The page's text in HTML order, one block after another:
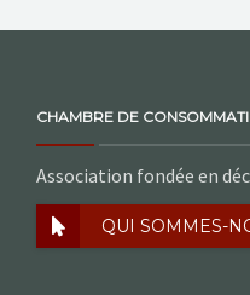
CHAMBRE DE
Association fondée en
QUI SOMMES-